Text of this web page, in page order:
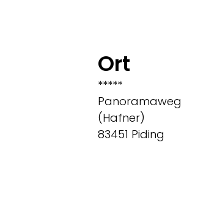
Ort
*****
Panoramaweg
(Hafner)
83451 Piding